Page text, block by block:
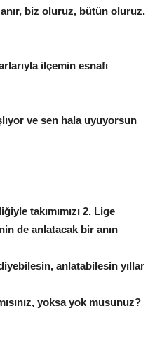
biz oluruz, bütün oluruz.
ilçemin esnafı
ve sen hala uyuyorsun
takımımızı 2. Lige
de anlatacak bir anın
anlatabilesin yıllar
yoksa yok musunuz?